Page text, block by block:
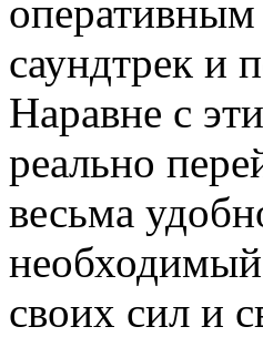
саундтрек и
Наравне с
реально
весьма
необходимый
своих сил и